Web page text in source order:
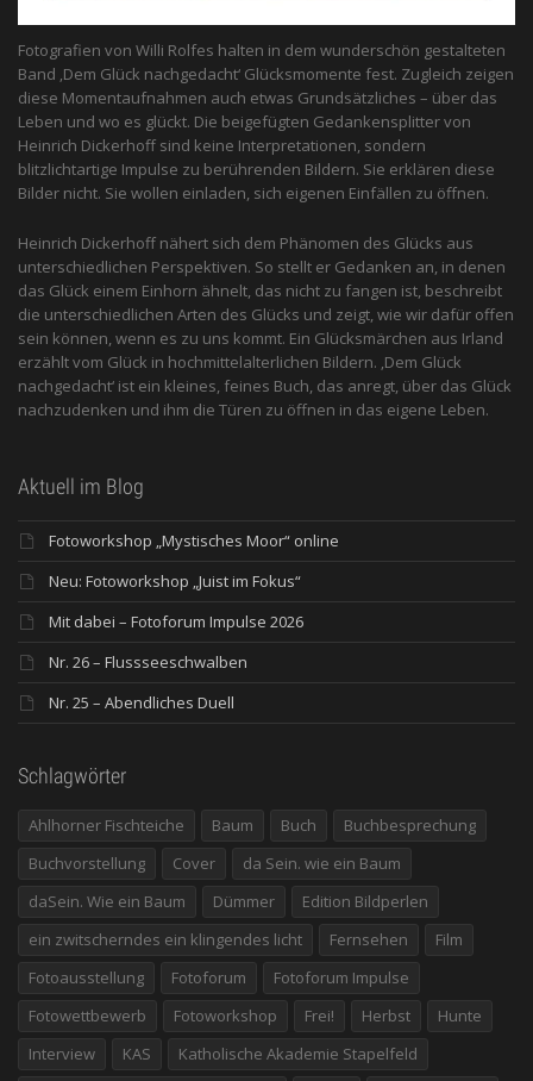
Fotografien von Willi Rolfes halten in dem wunderschön gestalteten
Band ‚Dem Glück nachgedacht‘ Glücksmomente fest. Zugleich zeigen
diese Momentaufnahmen auch etwas Grundsätzliches – über das
Leben und wo es glückt. Die beigefügten Gedankensplitter von
Heinrich Dickerhoff sind keine Interpretationen, sondern
blitzlichtartige Impulse zu berührenden Bildern. Sie erklären diese
Bilder nicht. Sie wollen einladen, sich eigenen Einfällen zu öffnen.
Heinrich Dickerhoff nähert sich dem Phänomen des Glücks aus
unterschiedlichen Perspektiven. So stellt er Gedanken an, in denen
das Glück einem Einhorn ähnelt, das nicht zu fangen ist, beschreibt
die unterschiedlichen Arten des Glücks und zeigt, wie wir dafür offen
sein können, wenn es zu uns kommt. Ein Glücksmärchen aus Irland
erzählt vom Glück in hochmittelalterlichen Bildern. ‚Dem Glück
nachgedacht‘ ist ein kleines, feines Buch, das anregt, über das Glück
nachzudenken und ihm die Türen zu öffnen in das eigene Leben.
Aktuell im Blog
Fotoworkshop „Mystisches Moor“ online
Neu: Fotoworkshop „Juist im Fokus“
Mit dabei – Fotoforum Impulse 2026
Nr. 26 – Flussseeschwalben
Nr. 25 – Abendliches Duell
Schlagwörter
Ahlhorner Fischteiche Baum Buch
Buchbesprechung
Buchvorstellung
Cover
da Sein. wie ein Baum
daSein. Wie ein Baum
Dümmer
Edition Bildperlen
ein zwitscherndes ein klingendes licht
Fernsehen
Film
Fotoausstellung
Fotoforum
Fotoforum Impulse
Fotowettbewerb
Fotoworkshop Frei! Herbst
Hunte
Interview
KAS Katholische Akademie Stapelfeld